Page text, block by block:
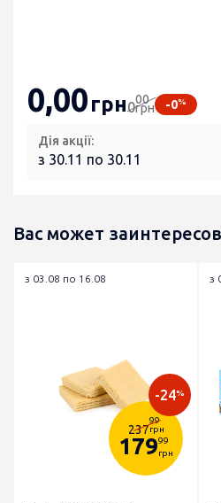
0,00грн000
грн -0%
Дія акції:
з 30.11 по 30.11
Вас может
з 03.08 по 16.08
237
99
грн
17999
грн
-24%
з